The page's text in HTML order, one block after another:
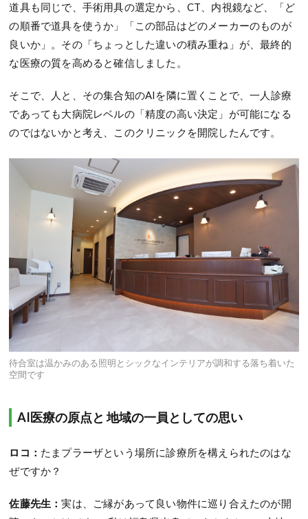
道具も同じで、手術用具の選定から、CT、内視鏡など、「ど
の順番で道具を使うか」「この部品はどのメーカーのものが
良いか」。その「ちょっとした違いの積み重ね」が、最終的
な医療の質を高めると確信しました。
そこで、人と、その集合知のAIを隣に置くことで、一人診療
であっても大病院レベルの「精度の高い決定」が可能になる
のではないかと考え、このクリニックを開院したんです。
待合室は温かみのある照明とシックなインテリアが調和する落ち着いた
空間です
AI医療の原点と 地域の一員としての思い
ロコ： たまプラーザという場所に診療所を構えられたのはな
ぜですか？
佐藤先生：実は、ご縁があって良い物件に巡り合えたのが開